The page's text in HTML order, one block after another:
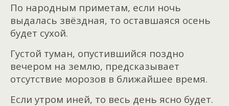
По народным приметам, если ночь
выдалась звёздная, то оставшаяся осень
будет сухой.
Густой туман, опустившийся поздно
вечером на землю, предсказывает
отсутствие морозов в ближайшее время.
Если утром иней, то весь день ясно будет.